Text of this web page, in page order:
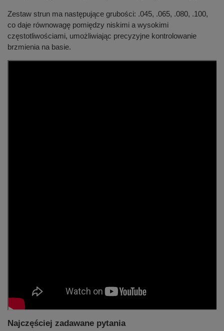
Zestaw strun ma następujące grubości: .045, .065, .080, .100,
co daje równowagę pomiędzy niskimi a wysokimi
częstotliwościami, umożliwiając precyzyjne kontrolowanie
brzmienia na basie.
Najczęściej zadawane pytania